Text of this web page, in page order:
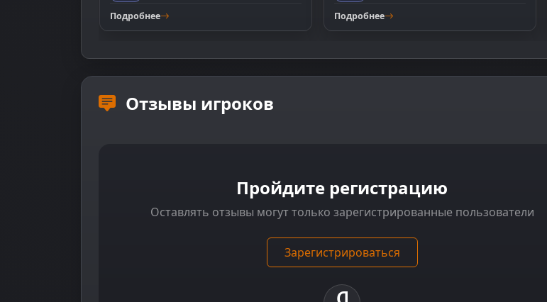
Подробнее Подробнее
Отзывы игроков
Пройдите регистрацию
Оставлять отзывы могут только зарегистрированные пользователи
Зарегистрироваться